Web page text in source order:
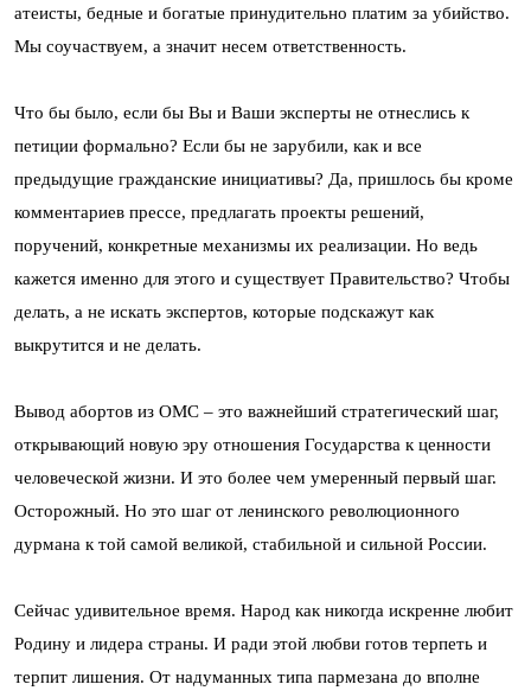
атеисты, бедные и богатые принудительно платим за убийство.
Мы соучаствуем, а значит несем ответственность.
Что бы было, если бы Вы и Ваши эксперты не отнеслись к
петиции формально? Если бы не зарубили, как и все
предыдущие гражданские инициативы? Да, пришлось бы кроме
комментариев прессе, предлагать проекты решений,
поручений, конкретные механизмы их реализации. Но ведь
кажется именно для этого и существует Правительство? Чтобы
делать, а не искать экспертов, которые подскажут как
выкрутится и не делать.
Вывод абортов из ОМС – это важнейший стратегический шаг,
открывающий новую эру отношения Государства к ценности
человеческой жизни. И это более чем умеренный первый шаг.
Осторожный. Но это шаг от ленинского революционного
дурмана к той самой великой, стабильной и сильной России.
Сейчас удивительное время. Народ как никогда искренне любит
Родину и лидера страны. И ради этой любви готов терпеть и
терпит лишения. От надуманных типа пармезана до вполне